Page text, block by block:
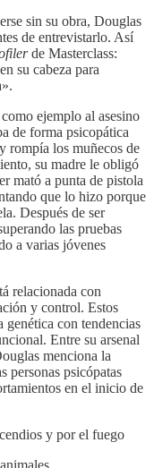
sin su obra, Douglas
de entrevistarlo. Así
de Masterclass:
su cabeza para
ejemplo al asesino
de forma psicopática
rompía los muñecos de
su madre le obligó
mató a punta de pistola
que lo hizo porque
Después de ser
las pruebas
a varias jóvenes
relacionada con
y control. Estos
genética con tendencias
Entre su arsenal
menciona la
personas psicópatas
en el inicio de
y por el fuego